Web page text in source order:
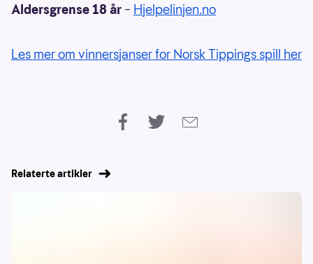
Aldersgrense 18 år – Hjelpelinjen.no
Les mer om vinnersjanser for Norsk Tippings spill her
Relaterte artikler